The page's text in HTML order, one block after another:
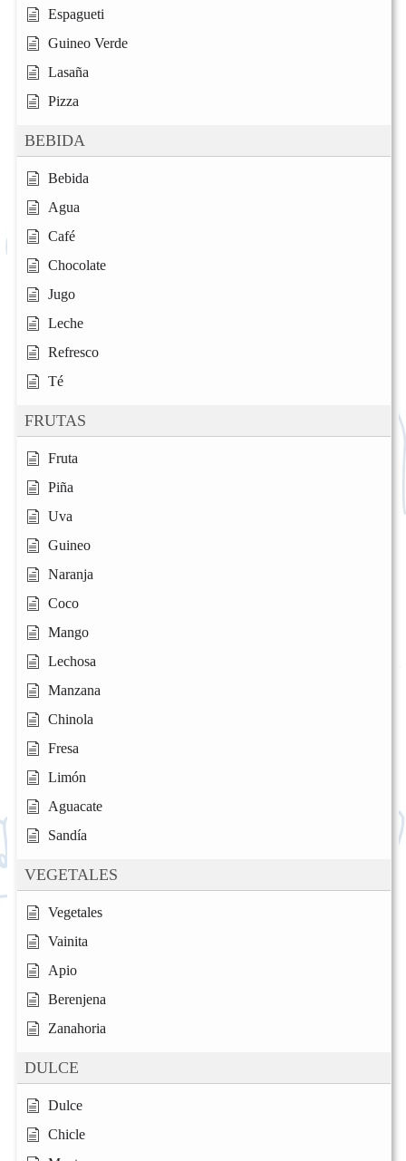
Espagueti
Guineo Verde
Lasaña
Pizza
BEBIDA
Bebida
Agua
Café
Chocolate
Jugo
Leche
Refresco
Té
FRUTAS
Fruta
Piña
Uva
Guineo
Naranja
Coco
Mango
Lechosa
Manzana
Chinola
Fresa
Limón
Aguacate
Sandía
VEGETALES
Vegetales
Vainita
Apio
Berenjena
Zanahoria
DULCE
Dulce
Chicle